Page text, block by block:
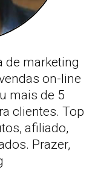
de marketing
on-line
mais de 5
clientes. Top
afiliado,
Prazer,